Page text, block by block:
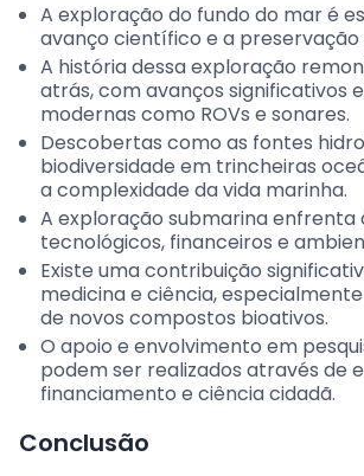
A exploração do fundo do mar é
avanço científico e a
A história dessa exploração
atrás, com avanços significativos
modernas como ROVs e sonares.
Descobertas como as fontes
biodiversidade em trincheiras
a complexidade da vida marinha.
A exploração submarina enfrenta
tecnológicos, financeiros e
Existe uma contribuição
medicina e ciência,
de novos compostos bioativos.
O apoio e envolvimento em
podem ser realizados através de
financiamento e ciência cidadã.
Conclusão